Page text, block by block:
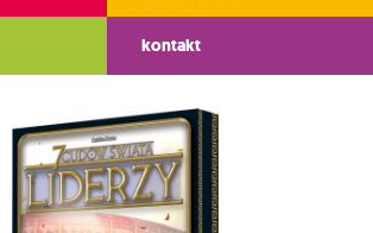
kontakt